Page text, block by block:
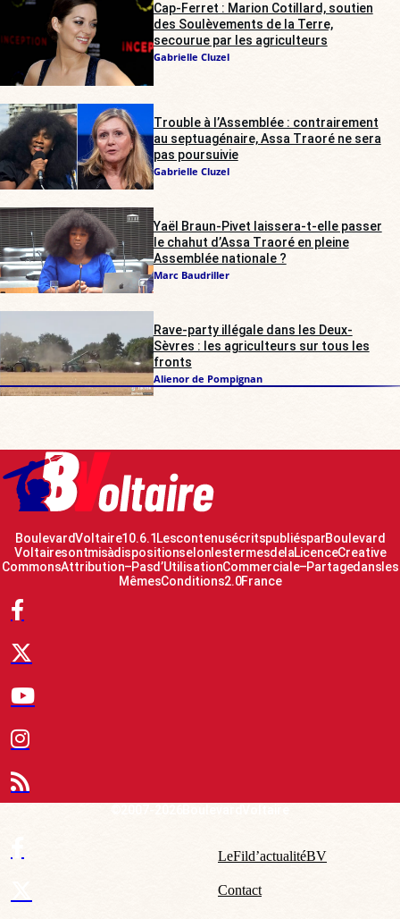
Cap-Ferret : Marion Cotillard, soutien
des Soulèvements de la Terre,
secourue par les agriculteurs
Gabrielle Cluzel
Trouble à l’Assemblée : contrairement
au septuagénaire, Assa Traoré ne sera
pas poursuivie
Gabrielle Cluzel
Yaël Braun-Pivet laissera-t-elle passer
le chahut d’Assa Traoré en pleine
Assemblée nationale ?
Marc Baudriller
Rave-party illégale dans les Deux-
Sèvres : les agriculteurs sur tous les
fronts
Alienor de Pompignan
Boulevard Voltaire 10.6.1 Les contenus écrits publiés par Boulevard
Voltaire sont mis à disposition selon les termes de la Licence Creative
Commons Attribution – Pas d’Utilisation Commerciale – Partage dans les
Mêmes Conditions 2.0 France
Le Fil d’actualité BV
Contact